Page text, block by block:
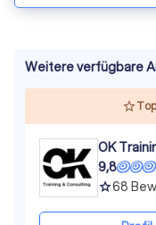
Weitere verfügbare
9,8
grade68